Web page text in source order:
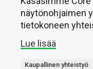
näytönohjaimen
tietokoneen
Lue lisää
Kaupallinen yhteistyö